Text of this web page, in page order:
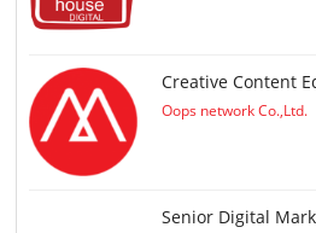
Creative Content
Oops network Co.,Ltd.
Senior Digital